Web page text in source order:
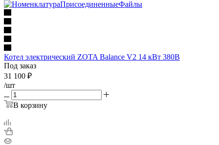
Котел электрический ZOTA Balance V2 14 кВт 380В
Под заказ
31 100 ₽
/шт
В корзину